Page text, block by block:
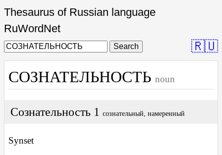
Thesaurus of Russian language
RuWordNet
Search 🇷🇺
СОЗНАТЕЛЬНОСТЬ noun
Сознательность 1 сознательный, намеренный
Synset